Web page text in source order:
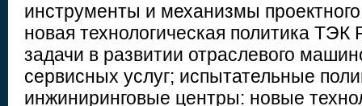
инструменты и механизмы
новая технологическая политика ТЭК
задачи в развитии отраслевого
сервисных услуг; испытательные
инжиниринговые центры: новые